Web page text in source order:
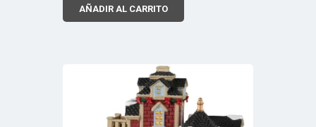
AÑADIR AL CARRITO